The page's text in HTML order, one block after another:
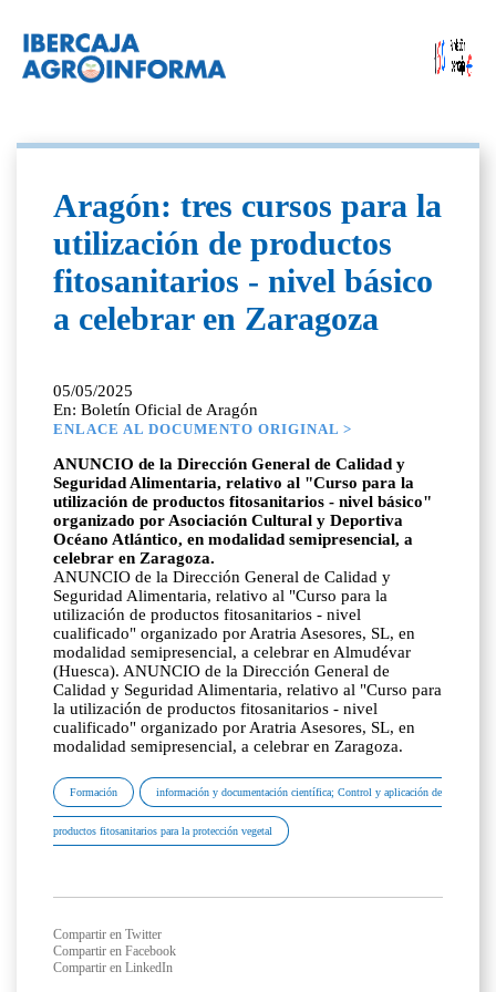
Aragón: tres cursos para la
utilización de productos
fitosanitarios - nivel básico
a celebrar en Zaragoza
05/05/2025
En: Boletín Oficial de Aragón
ENLACE AL DOCUMENTO ORIGINAL >
ANUNCIO de la Dirección General de Calidad y
Seguridad Alimentaria, relativo al "Curso para la
utilización de productos fitosanitarios - nivel básico"
organizado por Asociación Cultural y Deportiva
Océano Atlántico, en modalidad semipresencial, a
celebrar en Zaragoza.
ANUNCIO de la Dirección General de Calidad y
Seguridad Alimentaria, relativo al "Curso para la
utilización de productos fitosanitarios - nivel
cualificado" organizado por Aratria Asesores, SL, en
modalidad semipresencial, a celebrar en Almudévar
(Huesca). ANUNCIO de la Dirección General de
Calidad y Seguridad Alimentaria, relativo al "Curso para
la utilización de productos fitosanitarios - nivel
cualificado" organizado por Aratria Asesores, SL, en
modalidad semipresencial, a celebrar en Zaragoza.
Formación información y documentación científica; Control y aplicación de
productos fitosanitarios para la protección vegetal
Compartir en Twitter
Compartir en Facebook
Compartir en LinkedIn